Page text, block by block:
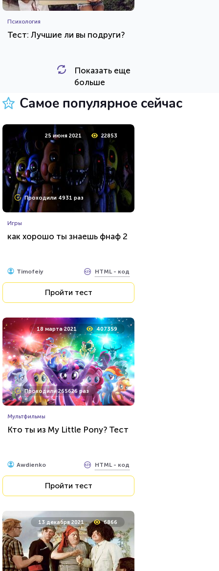
Психология
Тест: Лучшие ли вы подруги?
HTML - код
12 сентября 2020
Проходили 606 раз
Тест о редких животных
Пройти тест
10 сентября 2021 12573
Проходили 2673 раза
Тест: Фиксики
Пройти тест
Показать еще
больше
Самое популярное сейчас
25 июня 2021 22853
Проходили 4931 раз
Игры
как хорошо ты знаешь фнаф 2
Timofeiy HTML - код
Пройти тест
18 марта 2021 407359
Проходили 265626 раз
Мультфильмы
Кто ты из My Little Pony? Тест
Awdienko HTML - код
Пройти тест
13 декабря 2021 6866